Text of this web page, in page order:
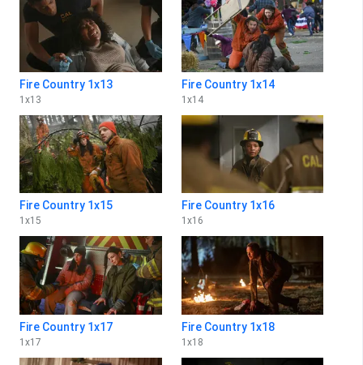
Fire Country 1x13
1 x13
Fire Country 1x14
1 x14
Fire Country 1x15
1 x15
Fire Country 1x16
1 x16
Fire Country 1x17
1 x17
Fire Country 1x18
1 x18